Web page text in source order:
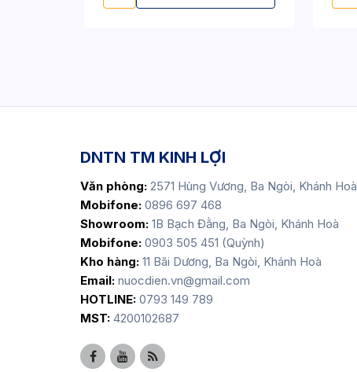
DNTN TM KINH LỢI
Văn phòng: 2571 Hùng Vương, Ba Ngòi, Khánh Hoà
Mobifone: 0896 697 468
Showroom: 1B Bạch Đằng, Ba Ngòi, Khánh Hoà
Mobifone: 0903 505 451 (Quỳnh)
Kho hàng: 11 Bãi Dương, Ba Ngòi, Khánh Hoà
Email: nuocdien.vn@gmail.com
HOTLINE: 0793 149 789
MST: 4200102687